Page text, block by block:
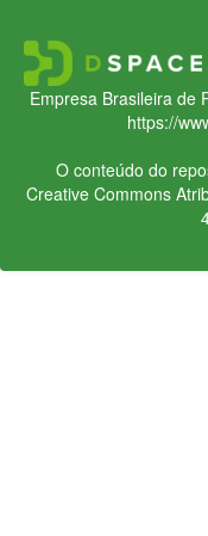
Empresa Brasileira de
https://
O conteúdo do
Creative Commons